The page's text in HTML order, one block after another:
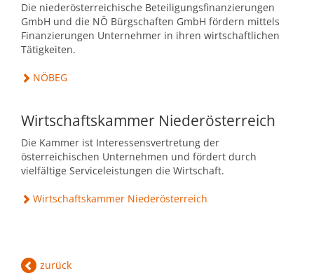
Die niederösterreichische Beteiligungsfinanzierungen
GmbH und die NÖ Bürgschaften GmbH fördern mittels
Finanzierungen Unternehmer in ihren wirtschaftlichen
Tätigkeiten.
NÖBEG
Wirtschaftskammer Niederösterreich
Die Kammer ist Interessensvertretung der
österreichischen Unternehmen und fördert durch
vielfältige Serviceleistungen die Wirtschaft.
Wirtschaftskammer Niederösterreich
zurück